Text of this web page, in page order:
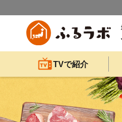
TVで紹介